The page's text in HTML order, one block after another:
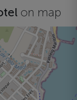
on map